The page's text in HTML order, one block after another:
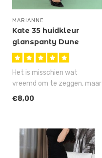
MARIANNE
Kate 35 huidkleur
glanspanty Dune
Het is misschien wat
vreemd om te zeggen, maar
de Kate is stiekem onze
€8,00